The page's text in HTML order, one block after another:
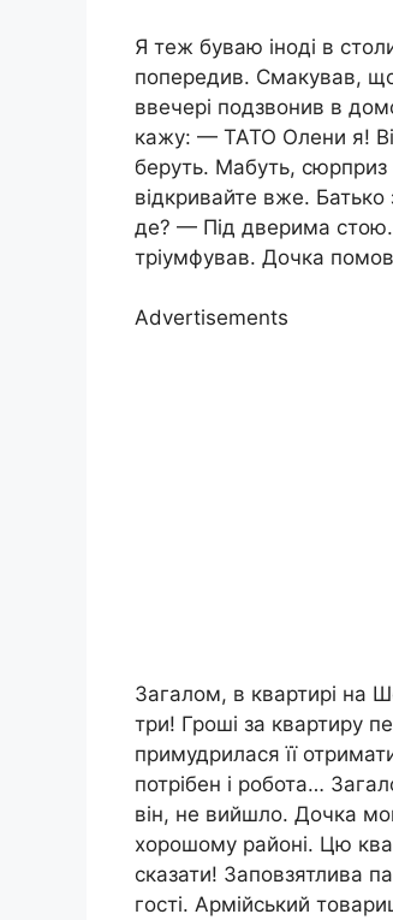
Я теж буваю іноді в
попередив. Смакував,
ввечері подзвонив в
кажу: — ТАТО Олени я!
беруть. Мабуть,
відкривайте вже.
де? — Під дверима
тріумфував. Дочка
Advertisements
Загалом, в квартирі на
три! Гроші за квартиру
примудрилася її
потрібен і робота…
він, не вийшло. Дочка
хорошому районі. Цю
сказати! Заповзятлива
гості. Армійський